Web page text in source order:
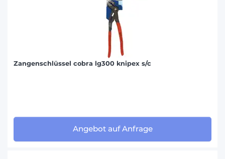
Zangenschlüssel cobra lg300 knipex s/c
Angebot auf Anfrage